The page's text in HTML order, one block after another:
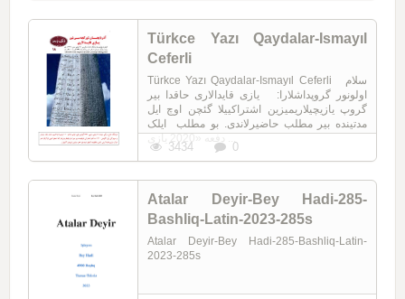
Türkce Yazı Qaydalar-Ismayıl
Ceferli
Türkce Yazı Qaydalar-Ismayıl Ceferli سلام
اولونور گروپداشلارا: یازی قایدالاری حاقدا بیر
گروپ یازیچیلاریمیزین اشتراکییلا گئچن اوچ ایل
مدتینده بیر مطلب حاضیرلاندی. بو مطلب ایلک
3434 0
Atalar Deyir-Bey Hadi-285-
Bashliq-Latin-2023-285s
Atalar Deyir-Bey Hadi-285-Bashliq-Latin-
2023-285s